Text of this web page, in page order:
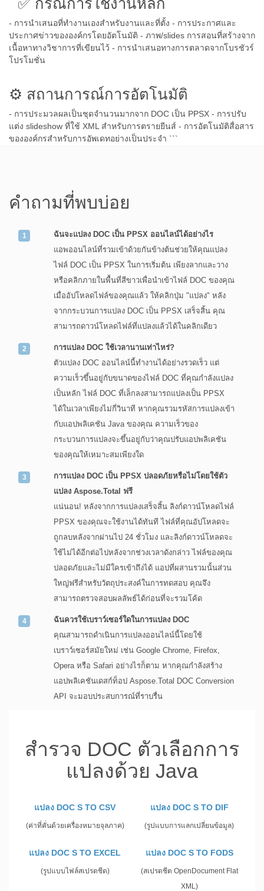
✅ กรณีการใช้งานหลัก
- การนำเสนอที่ทำงานเองสำหรับงานและที่ตั้ง - การประกาศและ
ประกาศข่าวขององค์กรโดยอัตโนมัติ - ภาพ/slides การสอนที่สร้างจาก
เนื้อหาทางวิชาการที่เขียนไว้ - การนำเสนอทางการตลาดจากโบรชัวร์
โปรโมชั่น
⚙️ สถานการณ์การอัตโนมัติ
- การประมวลผลเป็นชุดจำนวนมากจาก DOC เป็น PPSX - การปรับ
แต่ง slideshow ที่ใช้ XML สำหรับการตรายยีนส์ - การอัตโนมัติสื่อสาร
ขององค์กรสำหรับการอัพเดทอย่างเป็นประจำ ```
คำถามที่พบบ่อย
ฉันจะแปลง DOC เป็น PPSX ออนไลน์ได้อย่างไร
แอพออนไลน์ที่รวมเข้าด้วยกันข้างต้นช่วยให้คุณแปลง
ไฟล์ DOC เป็น PPSX ในการเริ่มต้น เพียงลากและวาง
หรือคลิกภายในพื้นที่สีขาวเพื่อนำเข้าไฟล์ DOC ของคุณ
เมื่ออัปโหลดไฟล์ของคุณแล้ว ให้คลิกปุ่ม "แปลง" หลัง
จากกระบวนการแปลง DOC เป็น PPSX เสร็จสิ้น คุณ
สามารถดาวน์โหลดไฟล์ที่แปลงแล้วได้ในคลิกเดียว
การแปลง DOC ใช้เวลานานเท่าไหร่?
ตัวแปลง DOC ออนไลน์นี้ทำงานได้อย่างรวดเร็ว แต่
ความเร็วขึ้นอยู่กับขนาดของไฟล์ DOC ที่คุณกำลังแปลง
เป็นหลัก ไฟล์ DOC ที่เล็กลงสามารถแปลงเป็น PPSX
ได้ในเวลาเพียงไม่กี่วินาที หากคุณรวมรหัสการแปลงเข้า
กับแอปพลิเคชัน Java ของคุณ ความเร็วของ
กระบวนการแปลงจะขึ้นอยู่กับว่าคุณปรับแอปพลิเคชัน
ของคุณให้เหมาะสมเพียงใด
การแปลง DOC เป็น PPSX ปลอดภัยหรือไม่โดยใช้ตัว
แปลง Aspose.Total ฟรี
แน่นอน! หลังจากการแปลงเสร็จสิ้น ลิงก์ดาวน์โหลดไฟล์
PPSX ของคุณจะใช้งานได้ทันที ไฟล์ที่คุณอัปโหลดจะ
ถูกลบหลังจากผ่านไป 24 ชั่วโมง และลิงก์ดาวน์โหลดจะ
ใช้ไม่ได้อีกต่อไปหลังจากช่วงเวลาดังกล่าว ไฟล์ของคุณ
ปลอดภัยและไม่มีใครเข้าถึงได้ แอปที่ผสานรวมนั้นส่วน
ใหญ่ฟรีสำหรับวัตถุประสงค์ในการทดสอบ คุณจึง
สามารถตรวจสอบผลลัพธ์ได้ก่อนที่จะรวมโค้ด
ฉันควรใช้เบราว์เซอร์ใดในการแปลง DOC
คุณสามารถดำเนินการแปลงออนไลน์นี้โดยใช้
เบราว์เซอร์สมัยใหม่ เช่น Google Chrome, Firefox,
Opera หรือ Safari อย่างไรก็ตาม หากคุณกำลังสร้าง
แอปพลิเคชันเดสก์ท็อป Aspose.Total DOC Conversion
API จะมอบประสบการณ์ที่ราบรื่น
สำรวจ DOC ตัวเลือกการ
แปลงด้วย Java
แปลง DOC S TO CSV
(ค่าที่คั่นด้วยเครื่องหมายจุลภาค)
แปลง DOC S TO DIF
(รูปแบบการแลกเปลี่ยนข้อมูล)
แปลง DOC S TO EXCEL
(รูปแบบไฟล์สเปรดชีต)
แปลง DOC S TO FODS
(สเปรดชีต OpenDocument Flat
XML)